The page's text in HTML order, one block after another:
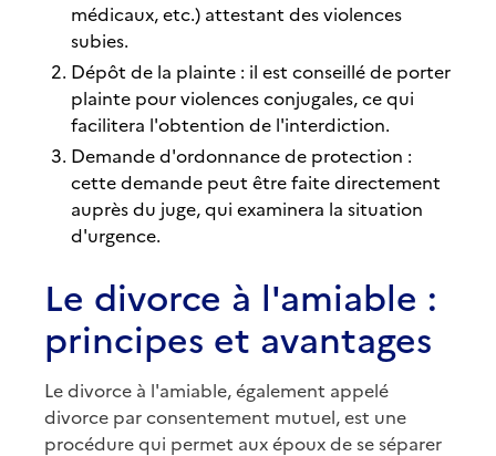
médicaux, etc.) attestant des violences
subies.
Dépôt de la plainte : il est conseillé de porter
plainte pour violences conjugales, ce qui
facilitera l'obtention de l'interdiction.
Demande d'ordonnance de protection :
cette demande peut être faite directement
auprès du juge, qui examinera la situation
d'urgence.
Le divorce à l'amiable :
principes et avantages
Le divorce à l'amiable, également appelé
divorce par consentement mutuel, est une
procédure qui permet aux époux de se séparer